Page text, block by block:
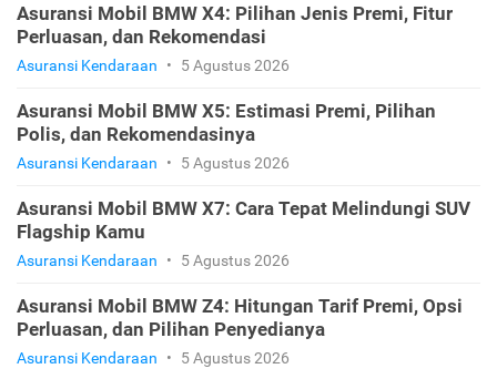
Asuransi Mobil BMW X4: Pilihan Jenis Premi, Fitur
Perluasan, dan Rekomendasi
Asuransi Kendaraan • 5 Agustus 2026
Asuransi Mobil BMW X5: Estimasi Premi, Pilihan
Polis, dan Rekomendasinya
Asuransi Kendaraan • 5 Agustus 2026
Asuransi Mobil BMW X7: Cara Tepat Melindungi SUV
Flagship Kamu
Asuransi Kendaraan • 5 Agustus 2026
Asuransi Mobil BMW Z4: Hitungan Tarif Premi, Opsi
Perluasan, dan Pilihan Penyedianya
Asuransi Kendaraan • 5 Agustus 2026